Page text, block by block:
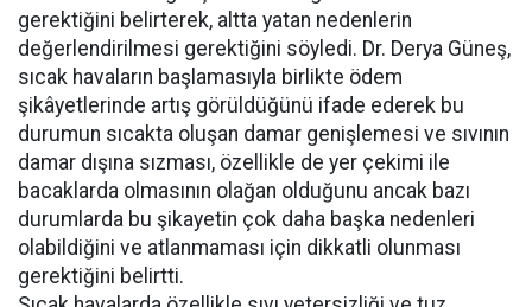
gerektiğini belirterek, altta yatan nedenlerin
değerlendirilmesi gerektiğini söyledi. Dr. Derya Güneş,
sıcak havaların başlamasıyla birlikte ödem
şikâyetlerinde artış görüldüğünü ifade ederek bu
durumun sıcakta oluşan damar genişlemesi ve sıvının
damar dışına sızması, özellikle de yer çekimi ile
bacaklarda olmasının olağan olduğunu ancak bazı
durumlarda bu şikayetin çok daha başka nedenleri
olabildiğini ve atlanmaması için dikkatli olunması
gerektiğini belirtti.